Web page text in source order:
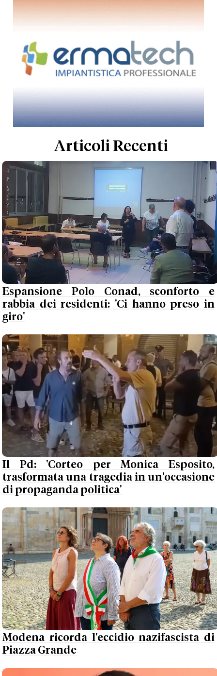
Articoli Recenti
Espansione Polo Conad, sconforto e
rabbia dei residenti: 'Ci hanno preso in
giro'
Il Pd: 'Corteo per Monica Esposito,
trasformata una tragedia in un'occasione
di propaganda politica'
Modena ricorda l'eccidio nazifascista di
Piazza Grande